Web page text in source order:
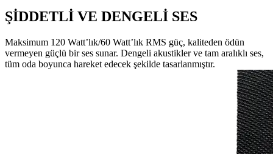
ŞİDDETLİ VE DENGELİ SES
Maksimum 120 Watt’lık/60 Watt’lık RMS güç, kaliteden ödün
vermeyen güçlü bir ses sunar. Dengeli akustikler ve tam aralıklı ses,
tüm oda boyunca hareket edecek şekilde tasarlanmıştır.